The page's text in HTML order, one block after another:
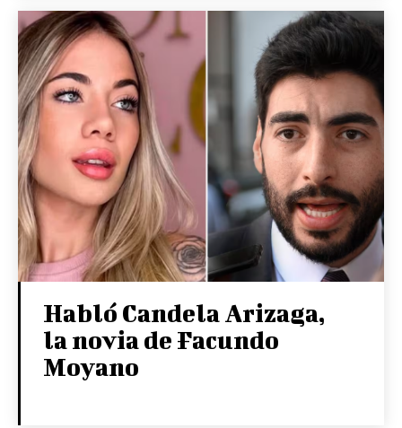
Habló Candela Arizaga,
la novia de Facundo
Moyano